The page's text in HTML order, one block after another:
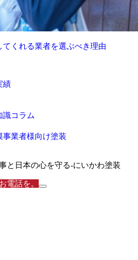
てくれる業者を選ぶべき理由
績
識コラム
事業者様向け塗装
と日本の心を守る‐にいかわ塗装
電話を。